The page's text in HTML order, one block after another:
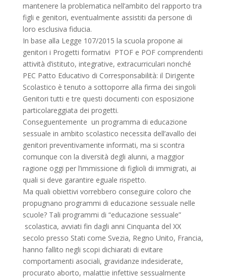
mantenere la problematica nell’ambito del rapporto tra
figli e genitori, eventualmente assistiti da persone di
loro esclusiva fiducia.
In base alla Legge 107/2015 la scuola propone ai
genitori i Progetti formativi PTOF e POF comprendenti
attività d’istituto, integrative, extracurriculari nonché
PEC Patto Educativo di Corresponsabilità: il Dirigente
Scolastico è tenuto a sottoporre alla firma dei singoli
Genitori tutti e tre questi documenti con esposizione
particolareggiata dei progetti.
Conseguentemente un programma di educazione
sessuale in ambito scolastico necessita dell’avallo dei
genitori preventivamente informati, ma si scontra
comunque con la diversità degli alunni, a maggior
ragione oggi per l’immissione di figlioli di immigrati, ai
quali si deve garantire eguale rispetto.
Ma quali obiettivi vorrebbero conseguire coloro che
propugnano programmi di educazione sessuale nelle
scuole? Tali programmi di “educazione sessuale”
scolastica, avviati fin dagli anni Cinquanta del XX
secolo presso Stati come Svezia, Regno Unito, Francia,
hanno fallito negli scopi dichiarati di evitare
comportamenti asociali, gravidanze indesiderate,
procurato aborto, malattie infettive sessualmente